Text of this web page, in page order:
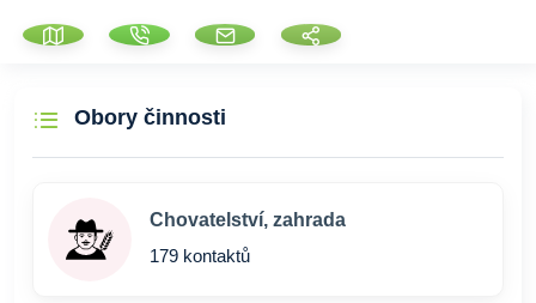
Obory činnosti
Chovatelství, zahrada
179 kontaktů